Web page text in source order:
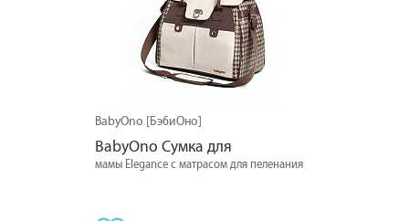
BabyOno [БэбиОно]
BabyOno Сумка для
мамы Elegance с матрасом для пеленания